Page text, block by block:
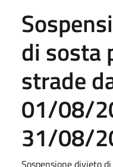
di sosta
strade
01/08/
31/08/
Sospensione divieto